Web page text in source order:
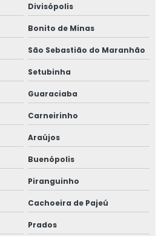
Divisópolis
Bonito de Minas
São Sebastião do Maranhão
Setubinha
Guaraciaba
Carneirinho
Araújos
Buenópolis
Piranguinho
Cachoeira de Pajeú
Prados